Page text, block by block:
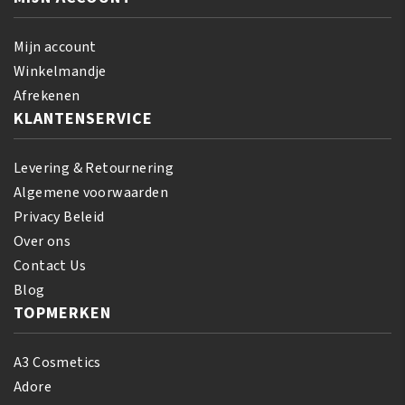
Mijn account
Winkelmandje
Afrekenen
KLANTENSERVICE
Levering & Retournering
Algemene voorwaarden
Privacy Beleid
Over ons
Contact Us
Blog
TOPMERKEN
A3 Cosmetics
Adore